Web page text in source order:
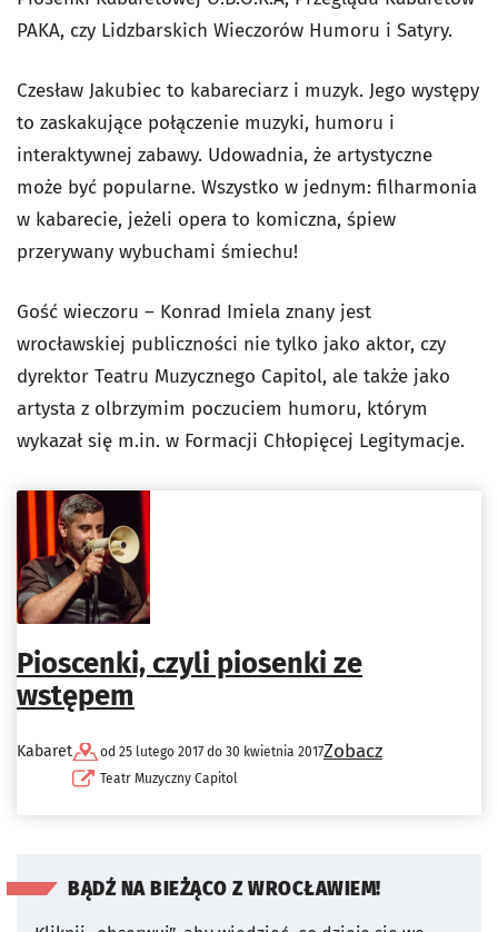
PAKA, czy Lidzbarskich Wieczorów Humoru i Satyry.
Czesław Jakubiec to kabareciarz i muzyk. Jego występy
to zaskakujące połączenie muzyki, humoru i
interaktywnej zabawy. Udowadnia, że artystyczne
może być popularne. Wszystko w jednym: filharmonia
w kabarecie, jeżeli opera to komiczna, śpiew
przerywany wybuchami śmiechu!
Gość wieczoru – Konrad Imiela znany jest
wrocławskiej publiczności nie tylko jako aktor, czy
dyrektor Teatru Muzycznego Capitol, ale także jako
artysta z olbrzymim poczuciem humoru, którym
wykazał się m.in. w Formacji Chłopięcej Legitymacje.
Pioscenki, czyli piosenki ze
wstępem
Kabaret
od 25 lutego 2017 do 30 kwietnia 2017
Teatr Muzyczny Capitol
Zobacz
BĄDŹ NA BIEŻĄCO Z WROCŁAWIEM!